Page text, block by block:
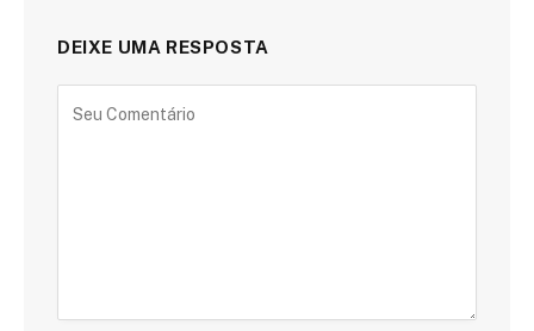
DEIXE UMA RESPOSTA